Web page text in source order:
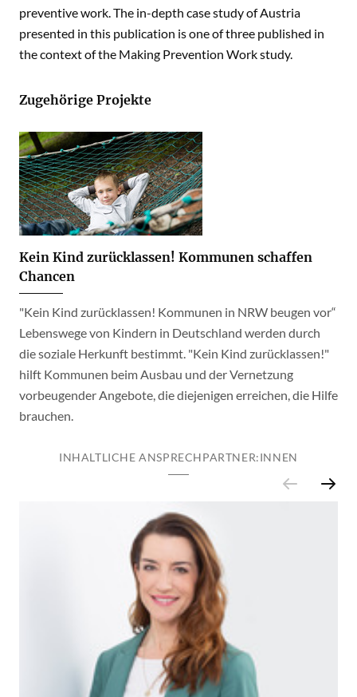
preventive work. The in-depth case study of Austria
presented in this publication is one of three published in
the context of the Making Prevention Work study.
Zugehörige Projekte
Kein Kind zurücklassen! Kommunen schaffen
Chancen
"Kein Kind zurücklassen! Kommunen in NRW beugen vor“
Lebenswege von Kindern in Deutschland werden durch
die soziale Herkunft bestimmt. "Kein Kind zurücklassen!"
hilft Kommunen beim Ausbau und der Vernetzung
vorbeugender Angebote, die diejenigen erreichen, die Hilfe
brauchen.
INHALTLICHE ANSPRECHPARTNER:INNEN